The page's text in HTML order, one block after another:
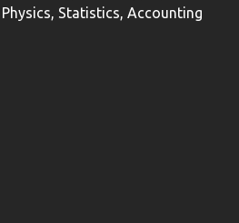
Statistics, Accounting